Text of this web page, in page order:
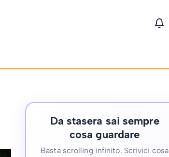
Da stasera sai sempre
cosa guardare
Basta scrolling infinito. Scrivici cosa